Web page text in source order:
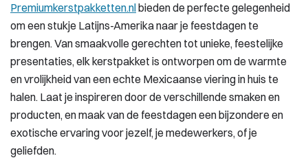
Premiumkerstpakketten.nlbieden de perfecte gelegenheid
om een stukje Latijns-Amerika naar je feestdagen te
brengen. Van smaakvolle gerechten tot unieke, feestelijke
presentaties, elk kerstpakket is ontworpen om de warmte
en vrolijkheid van een echte Mexicaanse viering in huis te
halen. Laat je inspireren door de verschillende smaken en
producten, en maak van de feestdagen een bijzondere en
exotische ervaring voor jezelf, je medewerkers, of je
geliefden.